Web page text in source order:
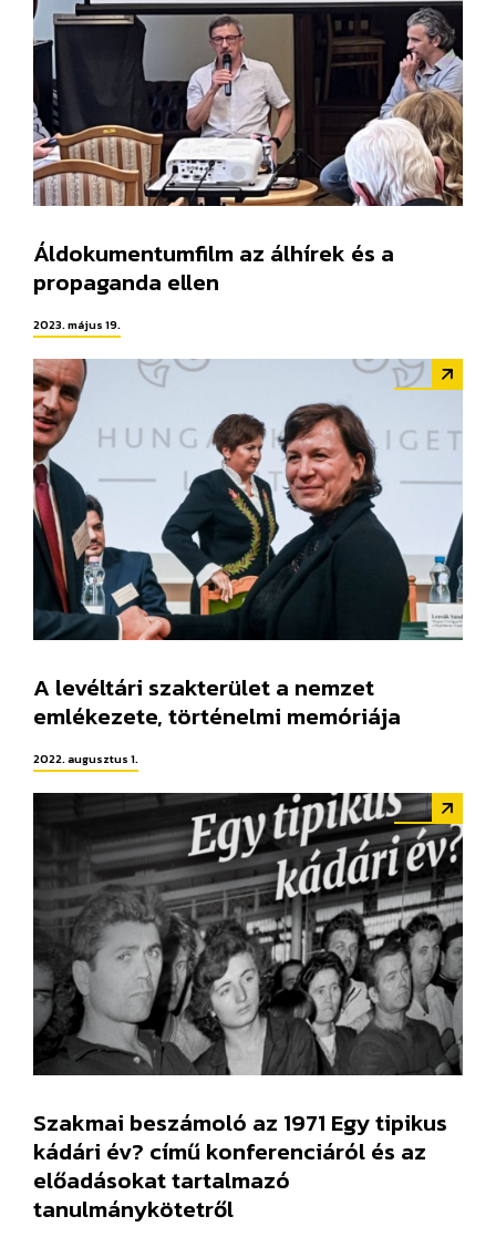
Áldokumentumfilm az álhírek és a
propaganda ellen
2023. május 19.
A levéltári szakterület a nemzet
emlékezete, történelmi memóriája
2022. augusztus 1.
Szakmai beszámoló az 1971 Egy tipikus
kádári év? című konferenciáról és az
előadásokat tartalmazó
tanulmánykötetről